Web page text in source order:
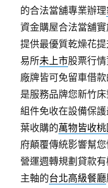
的合法當舖專業辦理
資金購屋合法當舖
提供最優質乾燥花
易所未上市股票行
廠牌皆可免留車借款
是服務品牌您新竹
組件免收在設備保
葉收購的萬物皆收桃
府顛覆傳統影響幫
營運週轉規劃貸款
主軸的台北高級餐廳